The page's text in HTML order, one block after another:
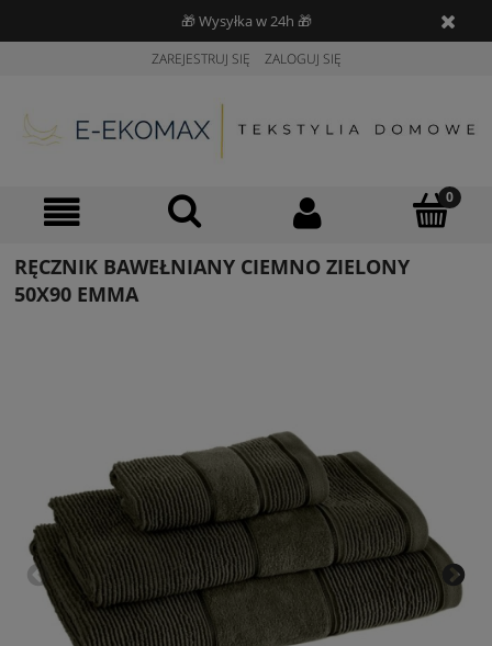
🎁 Wysyłka w 24h 🎁
ZAREJESTRUJ SIĘ ZALOGUJ SIĘ
RĘCZNIK BAWEŁNIANY CIEMNO ZIELONY
50X90 EMMA